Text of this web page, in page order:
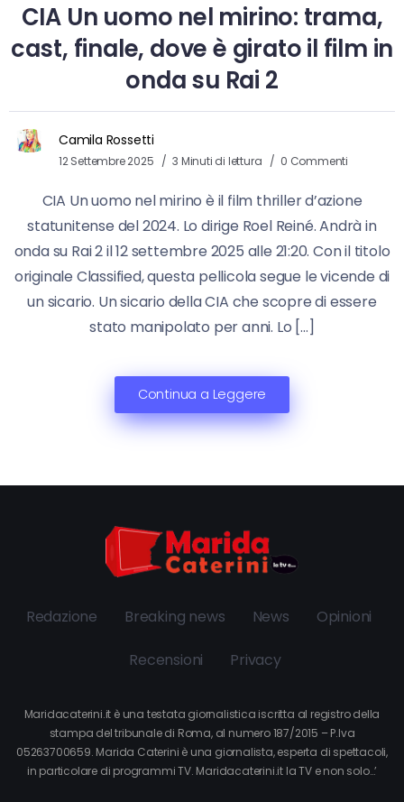
CIA Un uomo nel mirino: trama,
cast, finale, dove è girato il film in
onda su Rai 2
Camila Rossetti
12 Settembre 2025 3 Minuti di lettura 0 Commenti
CIA Un uomo nel mirino è il film thriller d’azione
statunitense del 2024. Lo dirige Roel Reiné. Andrà in
onda su Rai 2 il 12 settembre 2025 alle 21:20. Con il titolo
originale Classified, questa pellicola segue le vicende di
un sicario. Un sicario della CIA che scopre di essere
stato manipolato per anni. Lo […]
Continua a Leggere
Redazione Breaking news News Opinioni
Recensioni Privacy
Maridacaterini.it è una testata giornalistica iscritta al registro della
stampa del tribunale di Roma, al numero 187/2015 – P.Iva
05263700659. Marida Caterini è una giornalista, esperta di spettacoli,
in particolare di programmi TV. Maridacaterini.it la TV e non solo…’